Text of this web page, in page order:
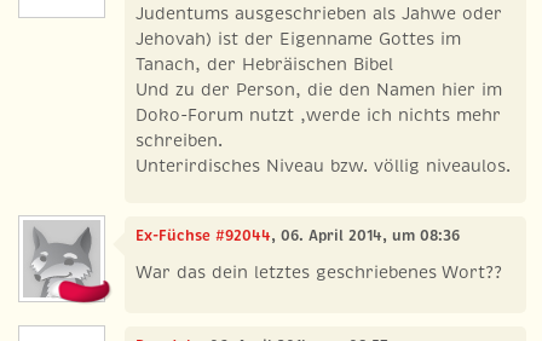
Judentums ausgeschrieben als Jahwe oder
Jehovah) ist der Eigenname Gottes im
Tanach, der Hebräischen Bibel
Und zu der Person, die den Namen hier im
Doko-Forum nutzt ,werde ich nichts mehr
schreiben.
Unterirdisches Niveau bzw. völlig niveaulos.
Ex-Füchse #92044, 06. April 2014, um 08:36
War das dein letztes geschriebenes Wort??